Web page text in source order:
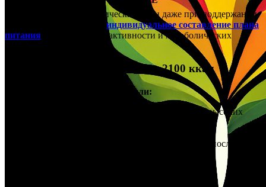
Баланс нутриентов критически важен даже при поддержании
индивидуальное составление плана
питания с учетом вашей активности и метаболических
Научные принципы плана на 2100 ккал
Ключевые физиологические цели:
Поддержание энергетического баланса при высоких
Обеспечение оптимального восстановления после